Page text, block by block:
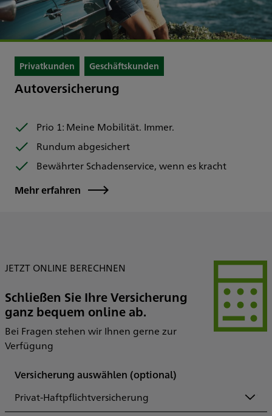
Privatkunden Geschäftskunden
Autoversicherung
Prio 1: Meine Mobilität. Immer.
Rundum abgesichert
Bewährter Schadenservice, wenn es kracht
Mehr erfahren
JETZT ONLINE BERECHNEN
Schließen Sie Ihre Versicherung
ganz bequem online ab.
Bei Fragen stehen wir Ihnen gerne zur
Verfügung
Versicherung auswählen (optional)
Privat-Haftpflichtversicherung